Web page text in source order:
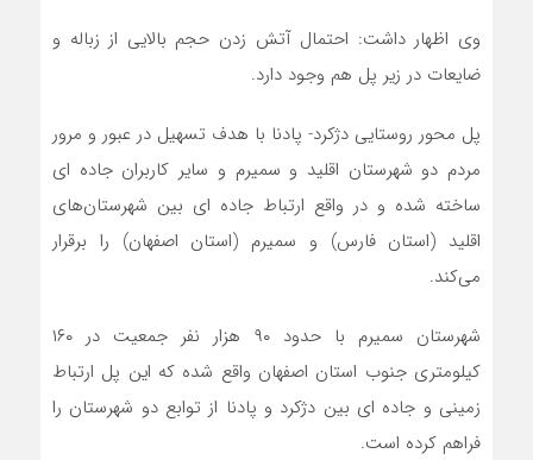
وی اظهار داشت: احتمال آتش زدن حجم بالایی از زباله و
ضایعات در زیر پل هم وجود دارد.
پل محور روستایی دژکرد- پادنا با هدف تسهیل در عبور و مرور
مردم دو شهرستان اقلید و ‌سمیرم و سایر کاربران جاده ای
ساخته شده و در واقع ارتباط جاده ای بین شهرستان‌های
اقلید (استان فارس) و سمیرم (استان اصفهان) را برقرار
می‌کند.
شهرستان سمیرم با حدود ۹۰ هزار نفر جمعیت در ۱۶۰
کیلومتری جنوب استان اصفهان واقع شده که این پل ارتباط
زمینی و جاده ای بین دژکرد و پادنا از توابع دو شهرستان را
فراهم کرده است.